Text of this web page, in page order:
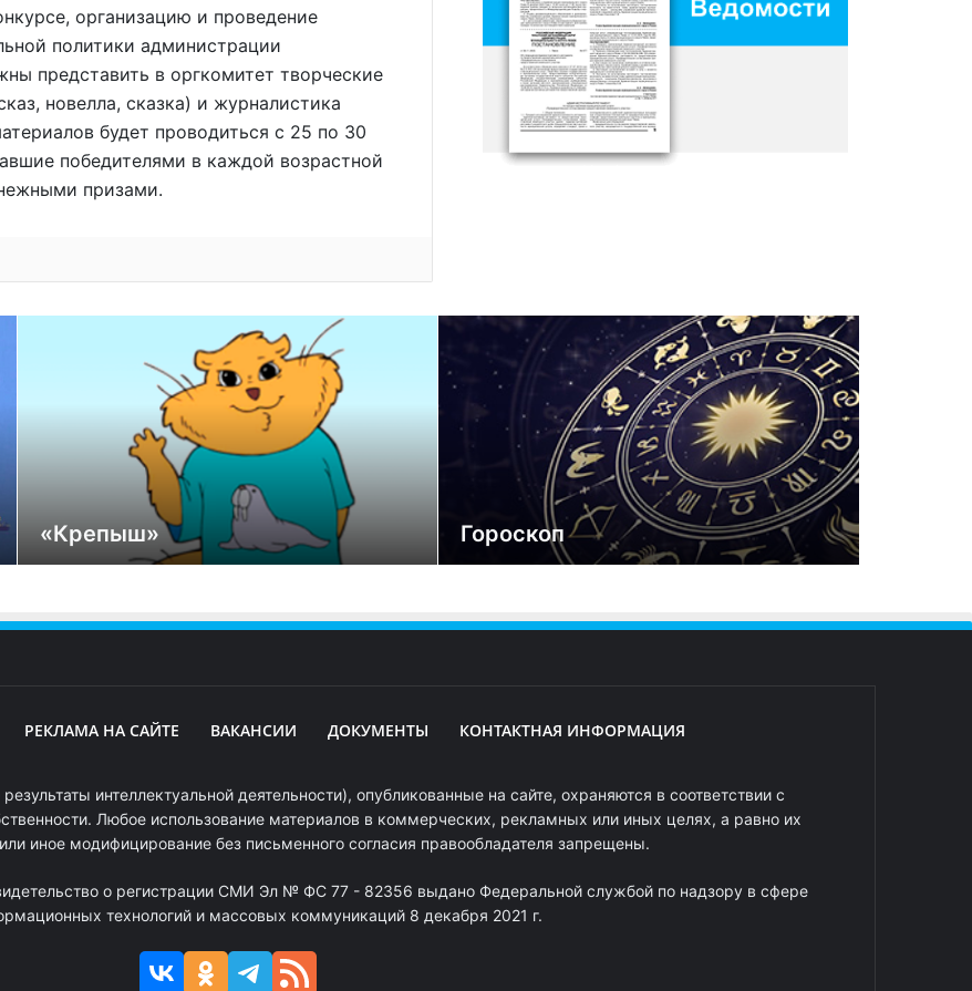
организацию и проведение
политики администрации
представить в оргкомитет творческие
новелла, сказка) и журналистика
будет проводиться с 25 по 30
победителями в каждой возрастной
призами.
«Крепыш» Гороскоп
РЕКЛАМА НА САЙТЕ ВАКАНСИИ ДОКУМЕНТЫ КОНТАКТНАЯ ИНФОРМАЦИЯ
интеллектуальной деятельности), опубликованные на сайте, охраняются в соответствии с
Любое использование материалов в коммерческих, рекламных или иных целях, а равно их
иное модифицирование без письменного согласия правообладателя запрещены.
о регистрации СМИ Эл № ФС 77 - 82356 выдано Федеральной службой по надзору в сфере
технологий и массовых коммуникаций 8 декабря 2021 г.